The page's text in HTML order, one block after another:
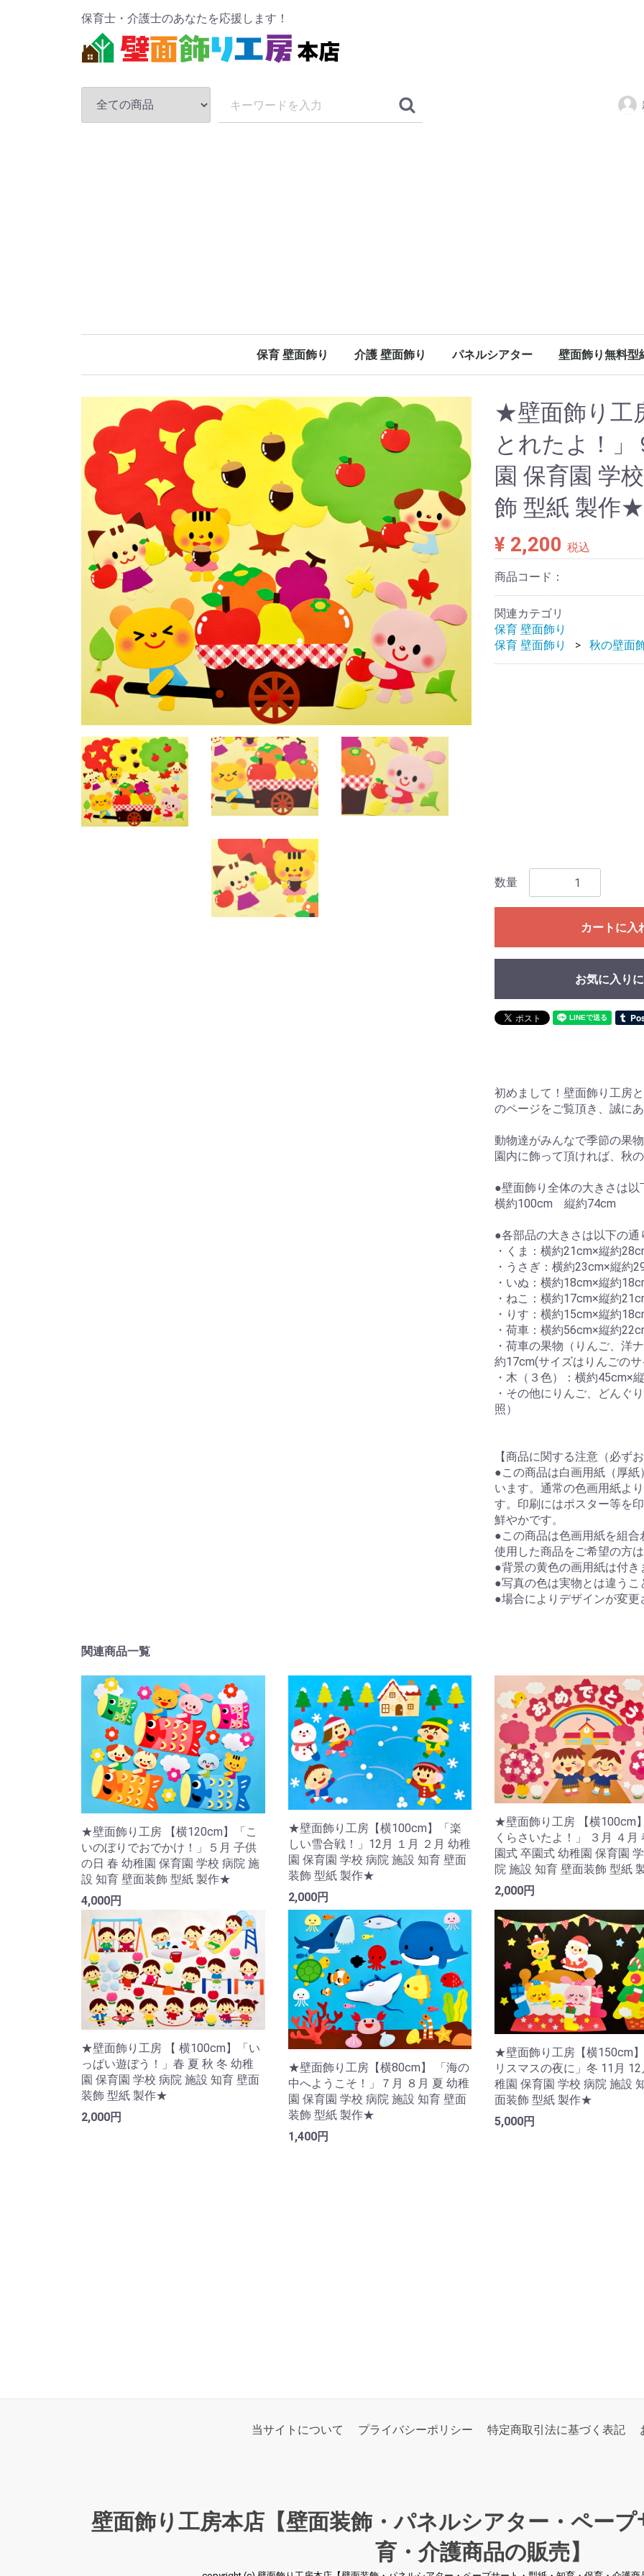
保育士・介護士のあなたを応援します！
保育 壁面飾り 介護 壁面飾り パネルシアター 壁面飾り無料型
★壁面飾り工
とれたよ！」
園 保育園 学
飾 型紙 製作★
¥ 2,200 税込
商品コード：
関連カテゴリ
保育 壁面飾り
保育 壁面飾り
秋の壁面
数量
カートに入
お気に入り
初めまして！壁面飾り工房
のページをご覧頂き、誠に
動物達がみんなで季節の果
園内に飾って頂ければ、秋
●壁面飾り全体の大きさは以
横約100cm 縦約74cm
●各部品の大きさは以下の通
・くま：横約21cm×縦約
・うさぎ：横約23cm×縦約
・いぬ：横約18cm×縦約
・ねこ：横約17cm×縦約
・りす：横約15cm×縦約
・荷車：横約56cm×縦約
・荷車の果物（りんご、洋
約17cm(サイズはりんごの
・木（３色）：横約
・その他にりんご、どんぐ
照）
【商品に関する注意（必ず
●この商品は白画用紙（厚
います。通常の色画用紙よ
す。印刷にはポスター等を
鮮やかです。
●この商品は色画用紙を組
使用した商品をご希望の方
●背景の黄色の画用紙は付き
●写真の色は実物とは違うこ
●場合によりデザインが変更
関連商品一覧
★壁面飾り工房 【横120cm】「こ
いのぼりでおでかけ！」５月 子供
の日 春 幼稚園 保育園 学校 病院 施
設 知育 壁面装飾 型紙 製作★
4,000円
★壁面飾り工房【横100cm】「楽
しい雪合戦！」12月 １月 ２月 幼稚
園 保育園 学校 病院 施設 知育 壁面
装飾 型紙 製作★
2,000円
★壁面飾り工房 【横100cm
くらさいたよ！」 ３月 ４月
園式 卒園式 幼稚園 保育園
院 施設 知育 壁面装飾 型紙
2,000円
★壁面飾り工房 【 横100cm】「い
っぱい遊ぼう！」春 夏 秋 冬 幼稚
園 保育園 学校 病院 施設 知育 壁面
装飾 型紙 製作★
2,000円
★壁面飾り工房【横80cm】 「海の
中へようこそ！」７月 ８月 夏 幼稚
園 保育園 学校 病院 施設 知育 壁面
装飾 型紙 製作★
1,400円
★壁面飾り工房【横150cm
リスマスの夜に」冬 11月 12
稚園 保育園 学校 病院 施設
面装飾 型紙 製作★
5,000円
当サイトについて プライバシーポリシー 特定商取引法に基づく表記
壁面飾り工房本店【壁面装飾・パネルシアター・ペー
育・介護商品の販売】